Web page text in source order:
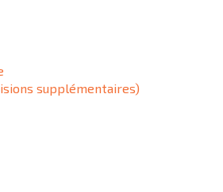
supplémentaires)